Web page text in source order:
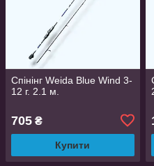
Спінінг Weida Blue Wind 3-
12 г. 2.1 м.
705 ₴
Купити